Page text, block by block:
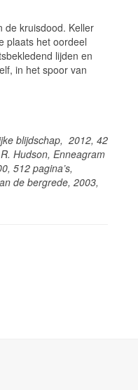
de kruisdood. Keller
plaats het oordeel
lijden en
in het spoor van
blijdschap, 2012, 42
Hudson, Enneagram
512 pagina’s,
de bergrede, 2003,